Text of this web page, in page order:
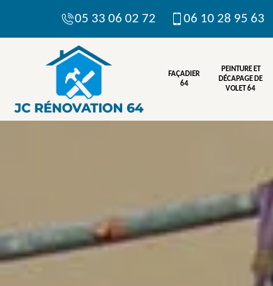
05 33 06 02 72 06 10 28 95 63
FAÇADIER
64
PEINTURE ET
DÉCAPAGE DE
VOLET 64